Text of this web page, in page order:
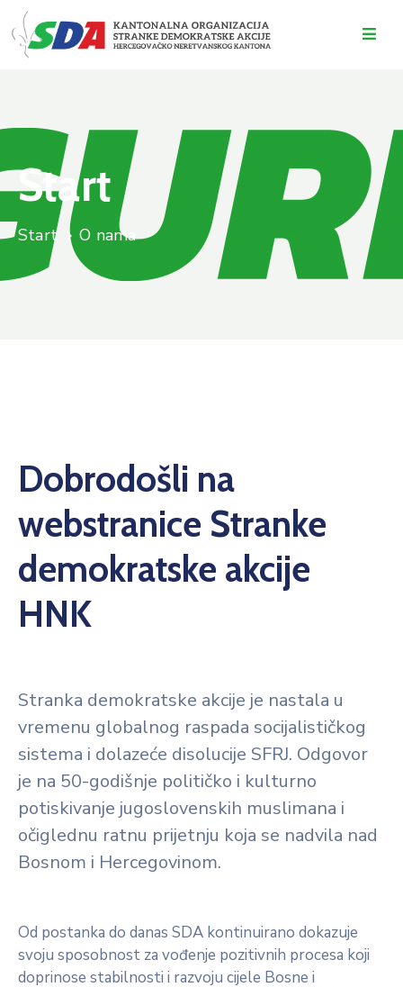
DOGAĐAJI
VIJESTI
KONTAKT
Start
Start O nama
Dobrodošli na
webstranice Stranke
demokratske akcije
HNK
Stranka demokratske akcije je nastala u
vremenu globalnog raspada socijalističkog
sistema i dolazeće disolucije SFRJ. Odgovor
je na 50-godišnje političko i kulturno
potiskivanje jugoslovenskih muslimana i
očiglednu ratnu prijetnju koja se nadvila nad
Bosnom i Hercegovinom.
Od postanka do danas SDA kontinuirano dokazuje
svoju sposobnost za vođenje pozitivnih procesa koji
doprinose stabilnosti i razvoju cijele Bosne i